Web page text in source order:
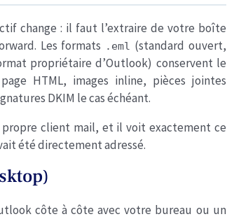
change : il faut l’extraire de votre boîte
Les formats .eml (standard ouvert,
propriétaire d’Outlook) conservent le
HTML, images inline, pièces jointes
DKIM le cas échéant.
client mail, et il voit exactement ce
été directement adressé.
côte à côte avec votre bureau ou un